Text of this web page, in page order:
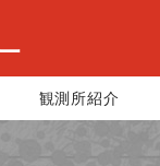
観測所紹介